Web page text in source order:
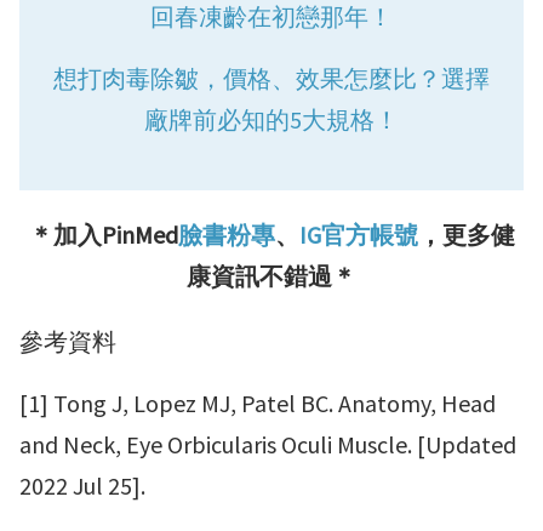
回春凍齡在初戀那年！
想打肉毒除皺，價格、效果怎麼比？選擇
廠牌前必知的5大規格！
＊加入PinMed臉書粉專、 IG官方帳號，更多健
康資訊不錯過＊
參考資料
[1] Tong J, Lopez MJ, Patel BC. Anatomy, Head
and Neck, Eye Orbicularis Oculi Muscle. [Updated
2022 Jul 25].